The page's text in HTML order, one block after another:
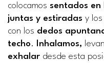
colocamos sentados en
juntas y estiradas y
con los dedos
techo. Inhalamos,
exhalar desde esta